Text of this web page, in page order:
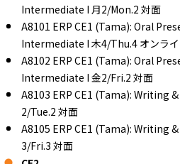
Intermediate I 月2/Mon.2 対面
A8101 ERP CE1 (Tama): Oral
Intermediate I 木4/Thu.4 オンラ
A8102 ERP CE1 (Tama): Oral
Intermediate I 金2/Fri.2 対面
A8103 ERP CE1 (Tama): Writing
2/Tue.2 対面
A8105 ERP CE1 (Tama): Writing
3/Fri.3 対面